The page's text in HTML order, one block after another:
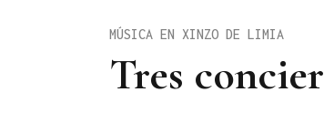
Tres
MÚSICA EN XINZO DE LIMIA